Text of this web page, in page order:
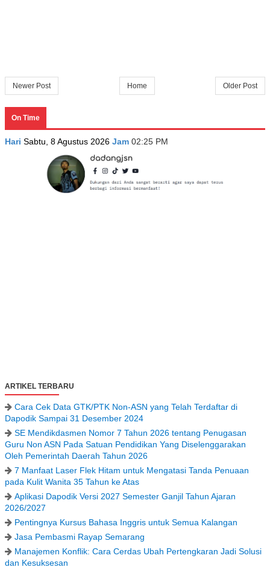
Newer Post Older Post
Home
On Time
Hari Sabtu, 8 Agustus 2026 Jam 02:25 PM
ARTIKEL TERBARU
Cara Cek Data GTK/PTK Non-ASN yang Telah Terdaftar di
Dapodik Sampai 31 Desember 2024
SE Mendikdasmen Nomor 7 Tahun 2026 tentang Penugasan
Guru Non ASN Pada Satuan Pendidikan Yang Diselenggarakan
Oleh Pemerintah Daerah Tahun 2026
7 Manfaat Laser Flek Hitam untuk Mengatasi Tanda Penuaan
pada Kulit Wanita 35 Tahun ke Atas
Aplikasi Dapodik Versi 2027 Semester Ganjil Tahun Ajaran
2026/2027
Pentingnya Kursus Bahasa Inggris untuk Semua Kalangan
Jasa Pembasmi Rayap Semarang
Manajemen Konflik: Cara Cerdas Ubah Pertengkaran Jadi Solusi
dan Kesuksesan